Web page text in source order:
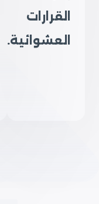
القرارات
العشوائية.